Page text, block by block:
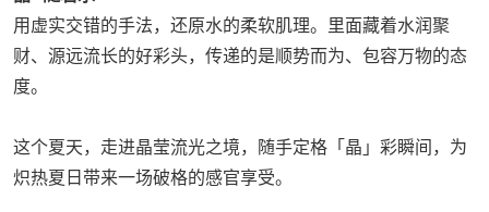
用虚实交错的手法，还原水的柔软肌理。里面藏着水润聚
财、源远流长的好彩头，传递的是顺势而为、包容万物的态
度。
这个夏天，走进晶莹流光之境，随手定格「晶」彩瞬间，为
炽热夏日带来一场破格的感官享受。